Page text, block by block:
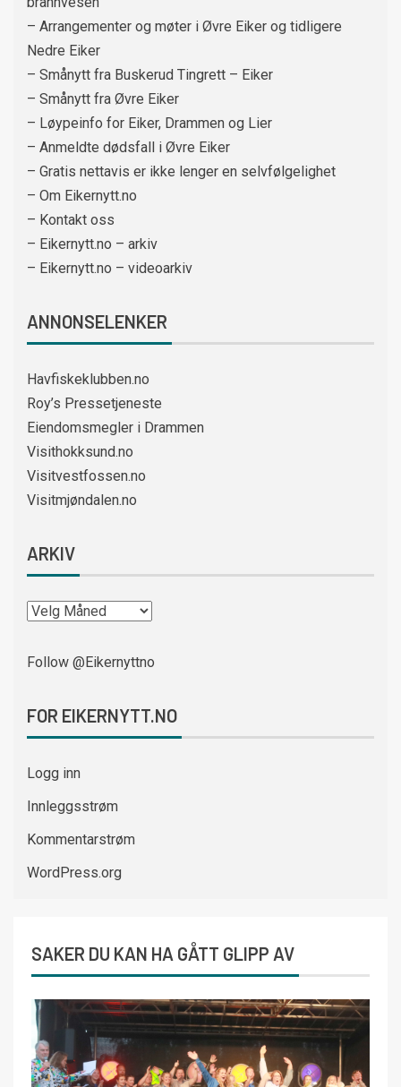
– Arrangementer og møter i Øvre Eiker og tidligere
Nedre Eiker
– Smånytt fra Buskerud Tingrett – Eiker
– Smånytt fra Øvre Eiker
– Løypeinfo for Eiker, Drammen og Lier
– Anmeldte dødsfall i Øvre Eiker
– Gratis nettavis er ikke lenger en selvfølgelighet
– Om Eikernytt.no
– Kontakt oss
– Eikernytt.no – arkiv
– Eikernytt.no – videoarkiv
ANNONSELENKER
Havfiskeklubben.no
Roy’s Pressetjeneste
Eiendomsmegler i Drammen
Visithokksund.no
Visitvestfossen.no
Visitmjøndalen.no
ARKIV
Follow @Eikernyttno
FOR EIKERNYTT.NO
Logg inn
Innleggsstrøm
Kommentarstrøm
WordPress.org
SAKER DU KAN HA GÅTT GLIPP AV